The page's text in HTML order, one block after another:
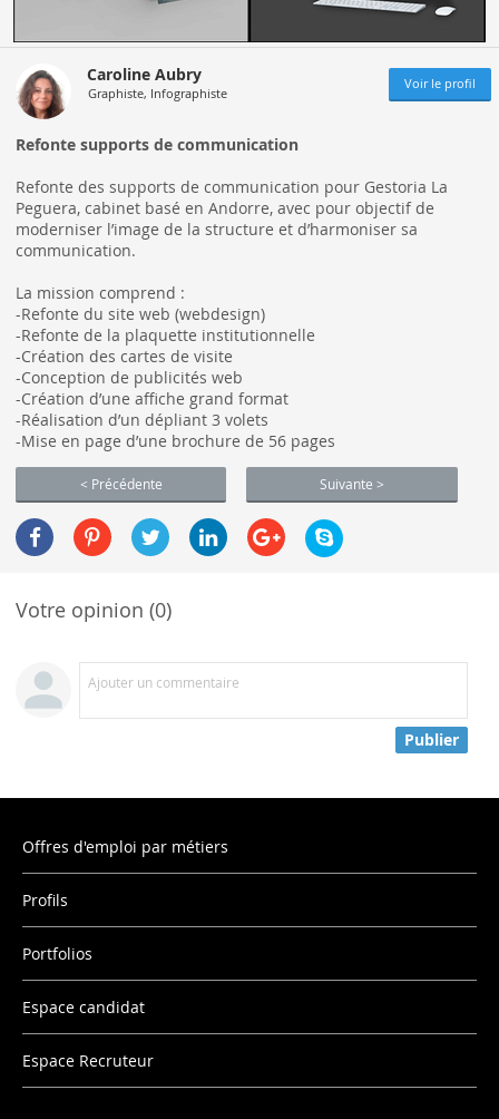
Caroline Aubry
Graphiste, Infographiste
Voir le profil
Refonte supports de communication
Refonte des supports de communication pour Gestoria La
Peguera, cabinet basé en Andorre, avec pour objectif de
moderniser l’image de la structure et d’harmoniser sa
communication.
La mission comprend :
-Refonte du site web (webdesign)
-Refonte de la plaquette institutionnelle
-Création des cartes de visite
-Conception de publicités web
-Création d’une affiche grand format
-Réalisation d’un dépliant 3 volets
-Mise en page d’une brochure de 56 pages
< Précédente Suivante >
Votre opinion (0)
Ajouter un commentaire
Publier
Offres d'emploi par métiers
Profils
Portfolios
Espace candidat
Espace Recruteur